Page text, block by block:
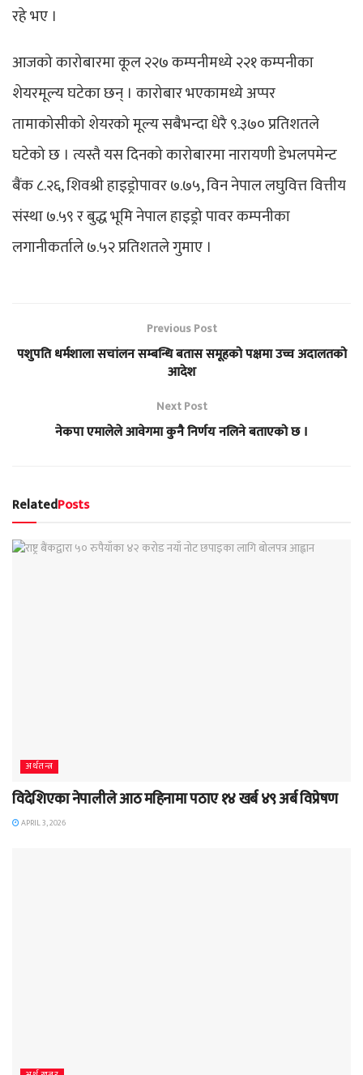
रहे भए ।
आजको कारोबारमा कूल २२७ कम्पनीमध्ये २२१ कम्पनीका
शेयरमूल्य घटेका छन् । कारोबार भएकामध्ये अप्पर
तामाकोसीको शेयरको मूल्य सबैभन्दा धेरै ९.३७० प्रतिशतले
घटेको छ । त्यस्तै यस दिनको कारोबारमा नारायणी डेभलपमेन्ट
बैंक ८.२६, शिवश्री हाइड्रोपावर ७.७५, विन नेपाल लघुवित्त वित्तीय
संस्था ७.५९ र बुद्ध भूमि नेपाल हाइड्रो पावर कम्पनीका
लगानीकर्ताले ७.५२ प्रतिशतले गुमाए ।
Previous Post
पशुपति धर्मशाला सचांलन सम्बन्धि बतास समूहको पक्षमा उच्च अदालतको
आदेश
Next Post
नेकपा एमालेले आवेगमा कुनै निर्णय नलिने बताएको छ ।
RelatedPosts
अर्थतन्त्र
विदेशिएका नेपालीले आठ महिनामा पठाए १४ खर्ब ४९ अर्ब विप्रेषण
APRIL 3, 2026